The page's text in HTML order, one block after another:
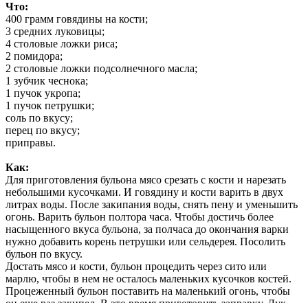
Что:
400 грамм говядины на кости;
3 средних луковицы;
4 столовые ложки риса;
2 помидора;
2 столовые ложки подсолнечного масла;
1 зубчик чеснока;
1 пучок укропа;
1 пучок петрушки;
соль по вкусу;
перец по вкусу;
приправы.
Как:
Для приготовления бульона мясо срезать с кости и нарезать
небольшими кусочками. И говядину и кости варить в двух
литрах воды. После закипания воды, снять пену и уменьшить
огонь. Варить бульон полтора часа. Чтобы достичь более
насыщенного вкуса бульона, за полчаса до окончания варки
нужно добавить корень петрушки или сельдерея. Посолить
бульон по вкусу.
Достать мясо и кости, бульон процедить через сито или
марлю, чтобы в нем не осталось маленьких кусочков костей.
Процеженный бульон поставить на маленький огонь, чтобы